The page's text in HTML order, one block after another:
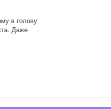
в голову
Даже